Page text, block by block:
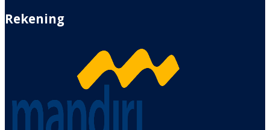
Rekening